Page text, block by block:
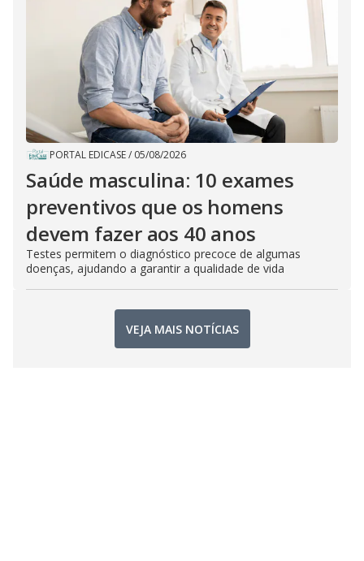
PORTAL EDICASE/ 05/08/2026
Saúde masculina: 10 exames
preventivos que os homens
devem fazer aos 40 anos
Testes permitem o diagnóstico precoce de algumas
doenças, ajudando a garantir a qualidade de vida
VEJA MAIS NOTÍCIAS